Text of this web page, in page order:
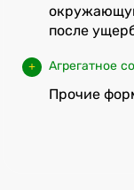
после
Агрегатное
Прочие